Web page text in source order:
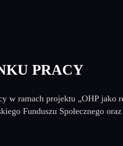
PRACY
w ramach projektu „OHP jako
Funduszu Społecznego